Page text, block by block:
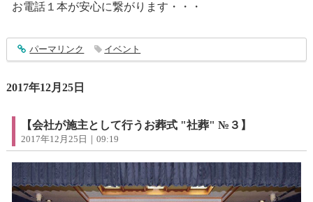
お電話１本が安心に繋がります・・・
entry1200
パーマリンク イベント
2017年12月25日
【会社が施主として行うお葬式 "社葬" №３】
2017年12月25日｜09:19